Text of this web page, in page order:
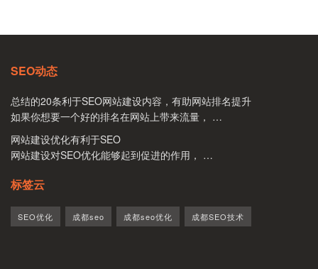
SEO动态
总结的20条利于SEO网站建设内容，有助网站排名提升
如果你想要一个好的排名在网站上带来流量， …
网站建设优化有利于SEO
网站建设对SEO优化能够起到促进的作用， …
标签云
SEO优化 成都seo 成都seo优化 成都SEO技术